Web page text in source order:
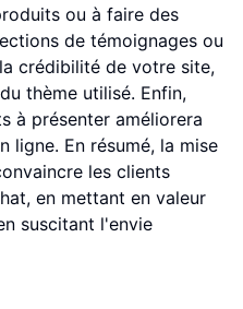
ou à faire des
de témoignages ou
crédibilité de votre site,
thème utilisé. Enfin,
à présenter améliorera
En résumé, la mise
les clients
en mettant en valeur
suscitant l'envie